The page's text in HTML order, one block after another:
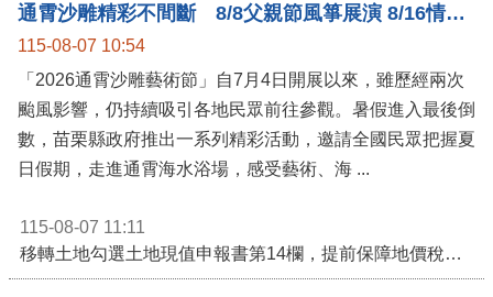
通霄沙雕精彩不間斷 8/8父親節風箏展演 8/16情人節66對浪漫挑戰送好禮
115-08-07 10:54
「2026通霄沙雕藝術節」自7月4日開展以來，雖歷經兩次
颱風影響，仍持續吸引各地民眾前往參觀。暑假進入最後倒
數，苗栗縣政府推出一系列精彩活動，邀請全國民眾把握夏
115-08-07 11:11